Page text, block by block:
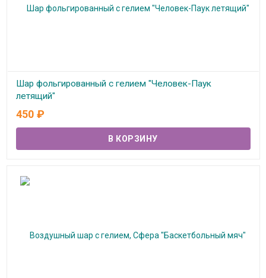
Шар фольгированный с гелием "Человек-Паук
летящий"
В наличии
450 ₽